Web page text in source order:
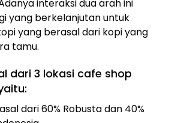
interaksi dua arah ini
yang berkelanjutan untuk
yang berasal dari kopi yang
tamu.
dari 3 lokasi cafe shop
dari 60% Robusta dan 40%